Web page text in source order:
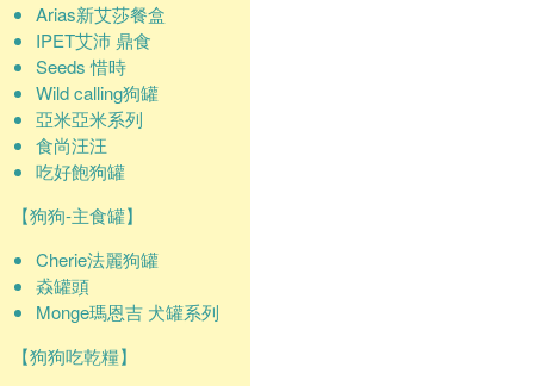
Arias新艾莎餐盒
IPET艾沛 鼎食
Seeds 惜時
Wild calling狗罐
亞米亞米系列
食尚汪汪
吃好飽狗罐
【狗狗-主食罐】
Cherie法麗狗罐
猋罐頭
Monge瑪恩吉 犬罐系列
【狗狗吃乾糧】